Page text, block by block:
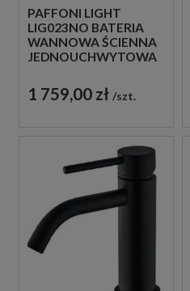
PAFFONI LIGHT
LIG023NO BATERIA
WANNOWA ŚCIENNA
JEDNOUCHWYTOWA
1 759,00 zł szt.